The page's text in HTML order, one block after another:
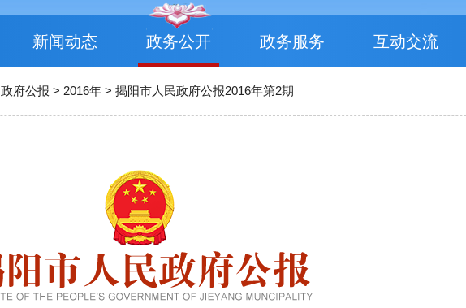
新闻动态 政务公开 政务服务 互动交流
政府公报 > 2016年 > 揭阳市人民政府公报2016年第2期